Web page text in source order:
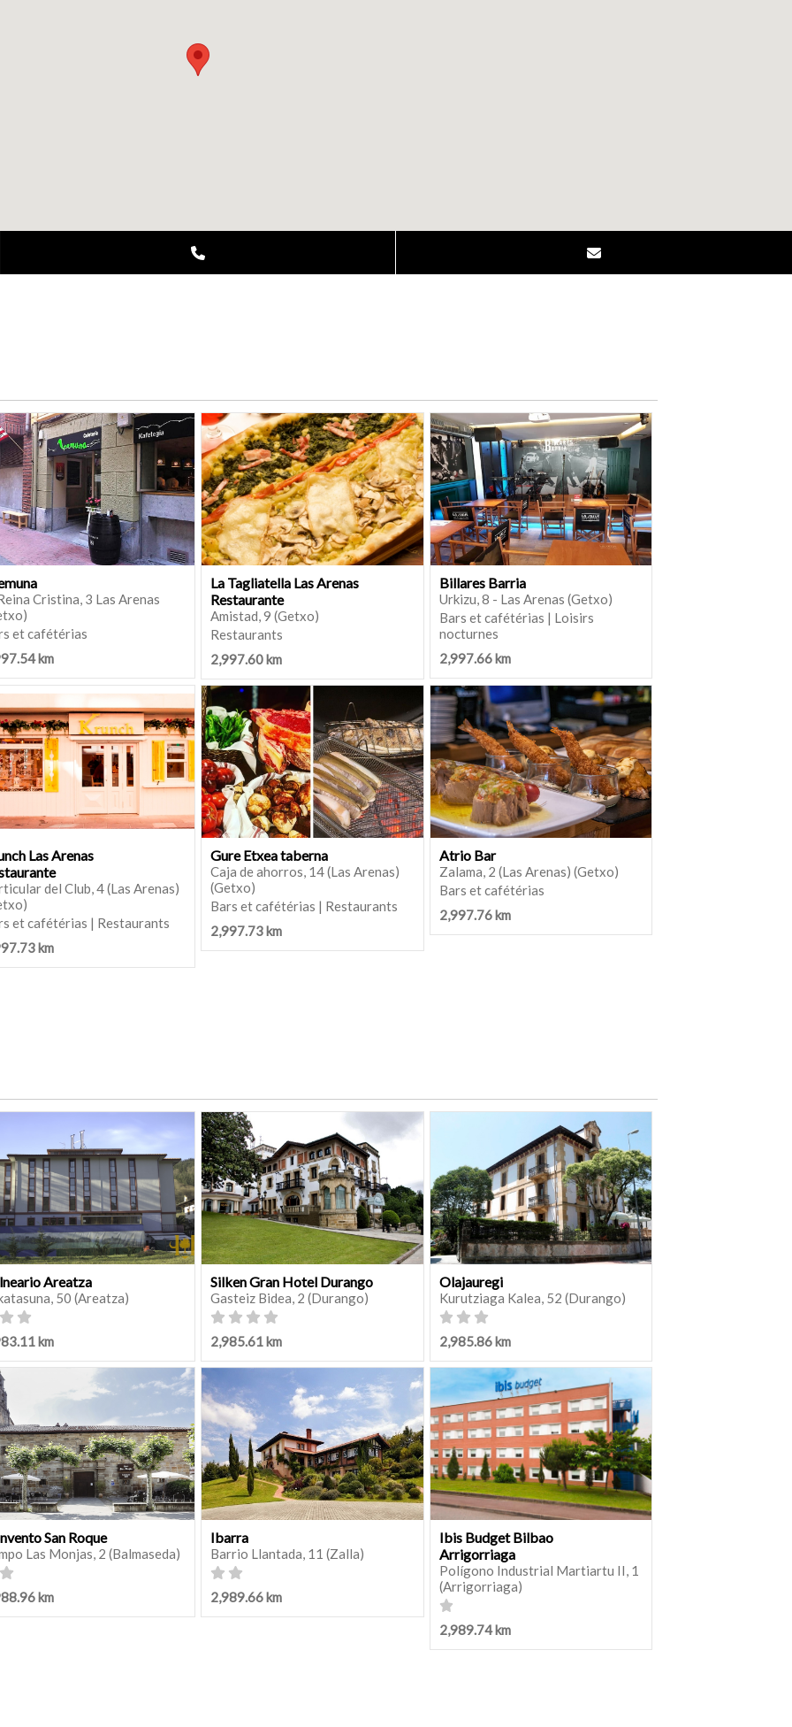
Cristina, 3 Las Arenas
et cafétérias
km
La Tagliatella Las Arenas
Restaurante
Amistad, 9 (Getxo)
Restaurants
2,997.60 km
Billares Barria
Urkizu, 8 - Las Arenas (Getxo)
Bars et cafétérias | Loisirs
nocturnes
2,997.66 km
Las Arenas
del Club, 4 (Las Arenas)
et cafétérias | Restaurants
km
Gure Etxea taberna
Caja de ahorros, 14 (Las Arenas)
(Getxo)
Bars et cafétérias | Restaurants
2,997.73 km
Atrio Bar
Zalama, 2 (Las Arenas) (Getxo)
Bars et cafétérias
2,997.76 km
Areatza
50 (Areatza)
km
Silken Gran Hotel Durango
Gasteiz Bidea, 2 (Durango)
2,985.61 km
Olajauregi
Kurutziaga Kalea, 52 (Durango)
2,985.86 km
San Roque
Las Monjas, 2 (Balmaseda)
km
Ibarra
Barrio Llantada, 11 (Zalla)
2,989.66 km
Ibis Budget Bilbao
Arrigorriaga
Polígono Industrial Martiartu II, 1
(Arrigorriaga)
2,989.74 km